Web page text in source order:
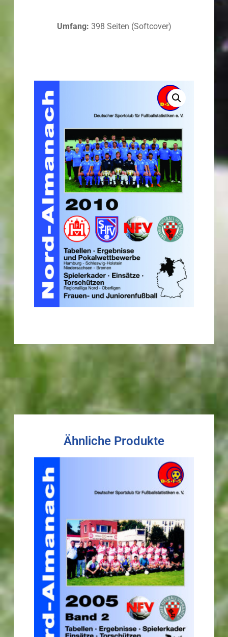
Umfang: 398 Seiten (Softcover)
Ähnliche Produkte